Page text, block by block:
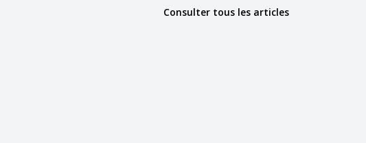
Consulter tous les articles